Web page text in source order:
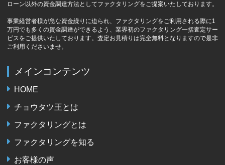
ローン以外の資金調達方法としてファクタリングをご提案いたしております。
事業経営者様が急な資金繰りに迫られ、ファクタリングをご利用される際に1
万円でも多くの資金調達ができるよう、業界初のファクタリング一括査定サー
ビスをご提供いたしております。査定お見積りは完全無料となりますので是非
ご利用くださいませ。
メインコンテンツ
HOME
チョウタツ王とは
ファクタリングとは
ファクタリングを知る
お客様の声